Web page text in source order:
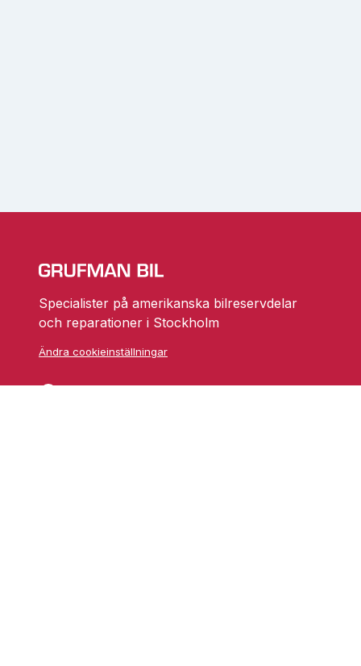
Specialister på amerikanska bilreservdelar
och reparationer i Stockholm
Ändra cookieinställningar